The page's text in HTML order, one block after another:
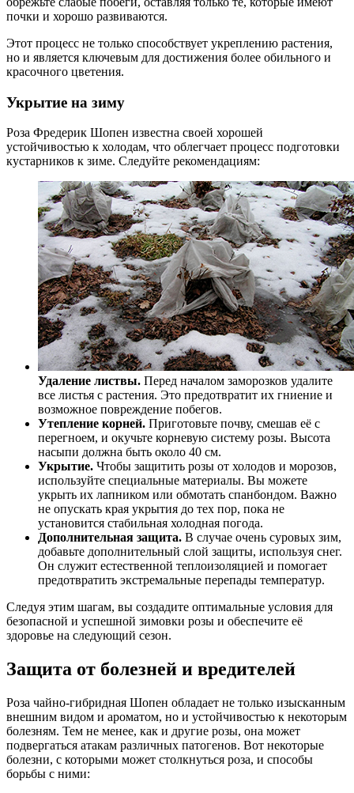
почки и хорошо развиваются.
Этот процесс не только способствует укреплению растения,
но и является ключевым для достижения более обильного и
красочного цветения.
Укрытие на зиму
Роза Фредерик Шопен известна своей хорошей
устойчивостью к холодам, что облегчает процесс подготовки
кустарников к зиме. Следуйте рекомендациям:
Удаление листвы. Перед началом заморозков удалите
все листья с растения. Это предотвратит их гниение и
возможное повреждение побегов.
Утепление корней. Приготовьте почву, смешав её с
перегноем, и окучьте корневую систему розы. Высота
насыпи должна быть около 40 см.
Укрытие. Чтобы защитить розы от холодов и морозов,
используйте специальные материалы. Вы можете
укрыть их лапником или обмотать спанбондом. Важно
не опускать края укрытия до тех пор, пока не
установится стабильная холодная погода.
Дополнительная защита. В случае очень суровых зим,
добавьте дополнительный слой защиты, используя снег.
Он служит естественной теплоизоляцией и помогает
предотвратить экстремальные перепады температур.
Следуя этим шагам, вы создадите оптимальные условия для
безопасной и успешной зимовки розы и обеспечите её
здоровье на следующий сезон.
Защита от болезней и вредителей
Роза чайно-гибридная Шопен обладает не только изысканным
внешним видом и ароматом, но и устойчивостью к некоторым
болезням. Тем не менее, как и другие розы, она может
подвергаться атакам различных патогенов. Вот некоторые
болезни, с которыми может столкнуться роза, и способы
борьбы с ними: